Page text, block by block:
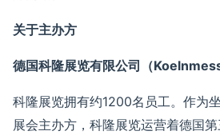
关于主办方
德国科隆展览有限公司（
科隆展览拥有约1200名员工。作为
展会主办方，科隆展览运营着德国